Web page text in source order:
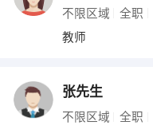
不限区域 全职
教师
张先生
不限区域 全职